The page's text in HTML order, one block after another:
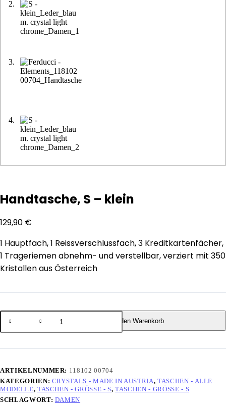
Handtasche, S – klein
129,90 €
1 Hauptfach, 1 Reissverschlussfach, 3 Kreditkartenfächer,
1 Trageriemen abnehm- und verstellbar, verziert mit 350
Kristallen aus Österreich
In den Warenkorb
ARTIKELNUMMER: 118102 00704
KATEGORIEN: CRYSTALS - MADE IN AUSTRIA,TASCHEN - ALLE
MODELLE, TASCHEN - GRÖSSE - S ,TASCHEN - GRÖSSE - S
SCHLAGWORT: DAMEN